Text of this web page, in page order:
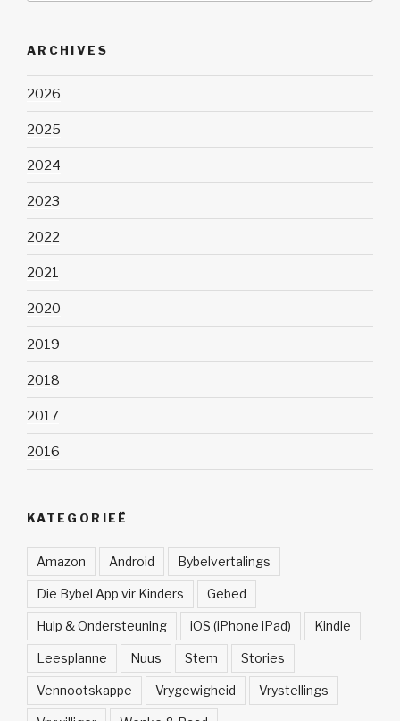
ARCHIVES
2026
2025
2024
2023
2022
2021
2020
2019
2018
2017
2016
KATEGORIEË
Amazon Android Bybelvertalings
Die Bybel App vir Kinders Gebed
Hulp & Ondersteuning iOS (iPhone iPad) Kindle
Leesplanne Nuus Stem Stories
Vennootskappe Vrygewigheid Vrystellings